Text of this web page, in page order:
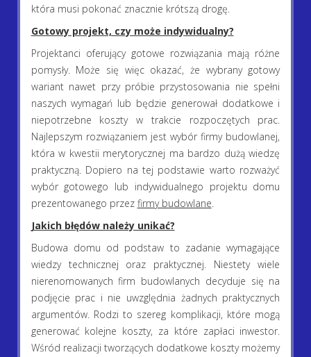
która musi pokonać znacznie krótszą drogę.
Gotowy projekt, czy może indywidualny?
Projektanci oferujący gotowe rozwiązania mają różne
pomysły. Może się więc okazać, że wybrany gotowy
wariant nawet przy próbie przystosowania nie spełni
naszych wymagań lub będzie generował dodatkowe i
niepotrzebne koszty w trakcie rozpoczętych prac.
Najlepszym rozwiązaniem jest wybór firmy budowlanej,
która w kwestii merytorycznej ma bardzo dużą wiedzę
praktyczną. Dopiero na tej podstawie warto rozważyć
wybór gotowego lub indywidualnego projektu domu
prezentowanego przez firmy budowlane.
Jakich błędów należy unikać?
Budowa domu od podstaw to zadanie wymagające
wiedzy technicznej oraz praktycznej. Niestety wiele
nierenomowanych firm budowlanych decyduje się na
podjęcie prac i nie uwzględnia żadnych praktycznych
argumentów. Rodzi to szereg komplikacji, które mogą
generować kolejne koszty, za które zapłaci inwestor.
Wśród realizacji tworzących dodatkowe koszty możemy